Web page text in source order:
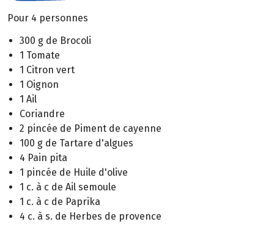
Pour 4 personnes
300 g de Brocoli
1 Tomate
1 Citron vert
1 Oignon
1 Ail
Coriandre
2 pincée de Piment de cayenne
100 g de Tartare d'algues
4 Pain pita
1 pincée de Huile d'olive
1 c. à c de Ail semoule
1 c. à c de Paprika
4 c. à s. de Herbes de provence